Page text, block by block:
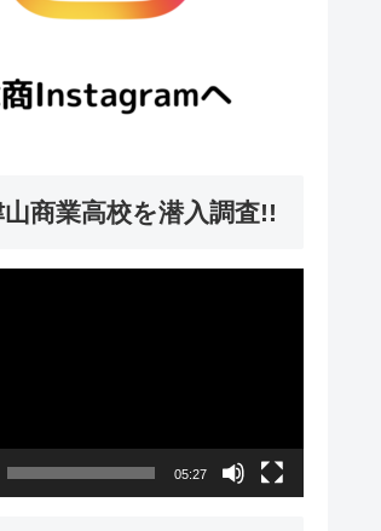
商業高校を潜入調査!!
05:27